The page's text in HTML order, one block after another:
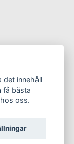
det innehåll
få bästa
oss.